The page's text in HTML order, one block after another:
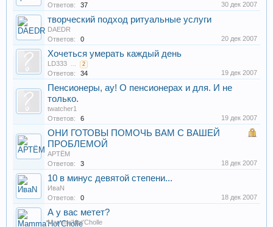
Ответов: 37 30 дек 2007
творческий подход ритуальные услуги
DAEDR
Ответов:
0 20 дек 2007
Хочеться умерать каждый день
LD333 ... 2
Ответов: 34 19 дек 2007
Пенсионеры, ау! О пенсионерах и для. И не
только.
twatcher1
Ответов:
6 19 дек 2007
ОНИ ГОТОВЫ ПОМОЧЬ ВАМ С ВАШЕЙ
ПРОБЛЕМОЙ
АРТЁМ
Ответов:
3 18 дек 2007
10 в минус девятой степени...
ИваN
Ответов:
0 18 дек 2007
А у вас метет?
Mamma'Hot'Cholle